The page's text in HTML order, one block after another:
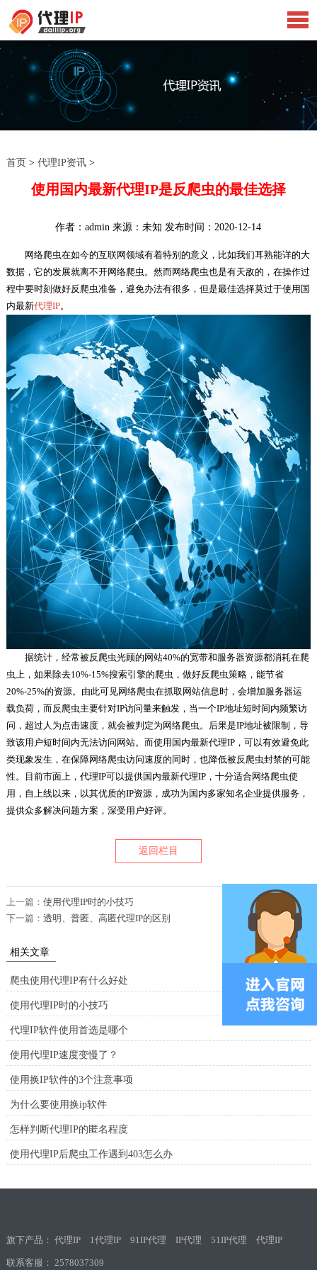
首页 > 代理IP资讯>
使用国内最新代理IP是反爬虫的最佳选择
作者：admin 来源：未知 发布时间：2020-12-14
网络爬虫在如今的互联网领域有着特别的意义，比如我们耳熟能详的大
数据，它的发展就离不开网络爬虫。然而网络爬虫也是有天敌的，在操作过
程中要时刻做好反爬虫准备，避免办法有很多，但是最佳选择莫过于使用国
内最新代理IP。
据统计，经常被反爬虫光顾的网站40%的宽带和服务器资源都消耗在爬
虫上，如果除去10%-15%搜索引擎的爬虫，做好反爬虫策略，能节省
20%-25%的资源。由此可见网络爬虫在抓取网站信息时，会增加服务器运
载负荷，而反爬虫主要针对IP访问量来触发，当一个IP地址短时间内频繁访
问，超过人为点击速度，就会被判定为网络爬虫。后果是IP地址被限制，导
致该用户短时间内无法访问网站。而使用国内最新代理IP，可以有效避免此
类现象发生，在保障网络爬虫访问速度的同时，也降低被反爬虫封禁的可能
性。目前市面上，代理IP可以提供国内最新代理IP，十分适合网络爬虫使
用，自上线以来，以其优质的IP资源，成功为国内多家知名企业提供服务，
提供众多解决问题方案，深受用户好评。
返回栏目
上一篇： 使用代理IP时的小技巧
下一篇： 透明、普匿、高匿代理IP的区别
相关文章
爬虫使用代理IP有什么好处
使用代理IP时的小技巧
代理IP软件使用首选是哪个
使用代理IP速度变慢了？
使用换IP软件的3个注意事项
为什么要使用换ip软件
怎样判断代理IP的匿名程度
使用代理IP后爬虫工作遇到403怎么办
旗下产品： 代理IP 1代理IP 91IP代理 IP代理 51IP代理 代理IP
联系客服： 2578037309